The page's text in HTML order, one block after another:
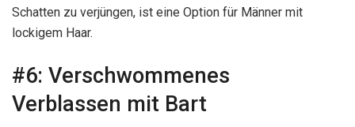
Schatten zu verjüngen, ist eine Option für Männer mit
lockigem Haar.
#6: Verschwommenes
Verblassen mit Bart